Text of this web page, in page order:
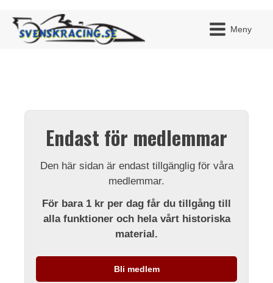
Meny
Endast för medlemmar
Den här sidan är endast tillgänglig för våra
medlemmar.
För bara 1 kr per dag får du tillgång till
alla funktioner och hela vårt historiska
material.
Bli medlem